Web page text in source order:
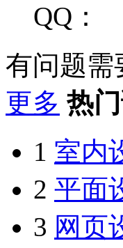
QQ：
有问题需
更多 热
1 室内
2 平面
3 网页